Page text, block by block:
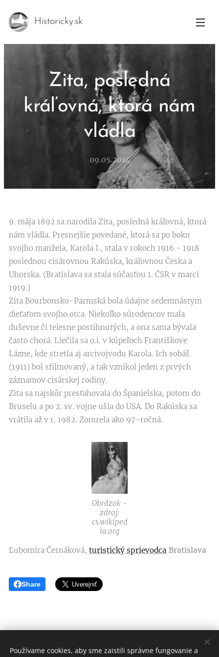
Historicky.sk
Zita, posledná
kráľovná, ktorá nám
vládla
09.05.2014
9. mája 1892 sa narodila Zita, posledná kráľovná, ktorá
nám vládla. Presnejšie povedané, ktorá sa po boku
svojho manžela, Karola I., stala v rokoch 1916 - 1918
poslednou cisárovnou Rakúska, kráľovnou Česka a
Uhorska. (Bratislava sa stala súčasťou 1. ČSR v marci
1919.)
Zita Bourbonsko-Parmská bola údajne sedemnástym
dieťaťom svojho otca. Niekoľko súrodencov mala
duševne či telesne postihnutých, a ona sama bývala
často chorá. Liečila sa o.i. v kúpeľoch Františkove
Lázne, kde stretla aj arcivojvodu Karola. Ich sobáš
(1911) bol sfilmovaný, a tak vznikol jeden z prvých
záznamov cisárskej rodiny.
Zita sa najskôr presťahovala do Španielska, potom do
Bruselu a po 2. sv. vojne ušla do USA. Do Rakúska sa
vrátila až v r. 1982. Zomrela ako 97-ročná.
Obrázok -
zdroj:
cs.wikiped
ia.org
Ľubomíra Černáková, turistický sprievodca Bratislava
Share
Používame cookies, aby sme zaistili správne fungovanie a